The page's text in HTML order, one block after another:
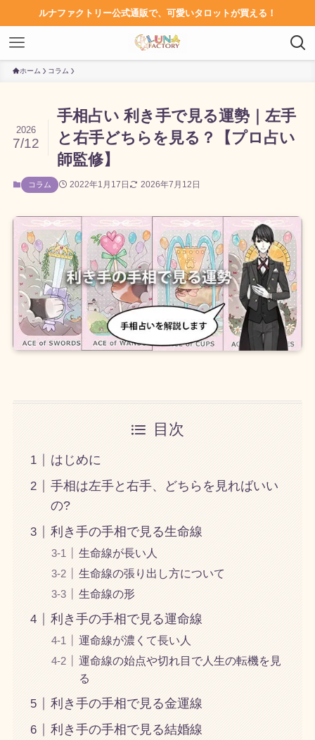
ルナファクトリー公式通販で、可愛いタロットが買える！
ホーム コラム
手相占い 利き手で見る運勢｜左手
と右手どちらを見る？【プロ占い
師監修】
2026
7/12
コラム 2022年1月17日 2026年7月12日
目次
はじめに
手相は左手と右手、どちらを見ればいい
の?
利き手の手相で見る生命線
生命線が長い人
生命線の張り出し方について
生命線の形
利き手の手相で見る運命線
運命線が濃くて長い人
運命線の始点や切れ目で人生の転機を見
る
利き手の手相で見る金運線
利き手の手相で見る結婚線